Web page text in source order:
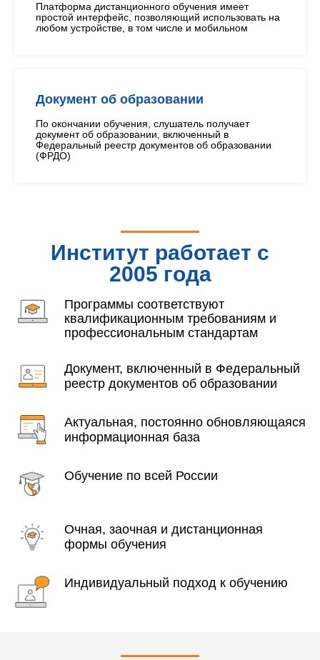
Платформа дистанционного обучения имеет
простой интерфейс, позволяющий использовать на
любом устройстве, в том числе и мобильном
Документ об образовании
По окончании обучения, слушатель получает
документ об образовании, включенный в
Федеральный реестр документов об образовании
(ФРДО)
Институт работает с
2005 года
Программы соответствуют
квалификационным требованиям и
профессиональным стандартам
Документ, включенный в Федеральный
реестр документов об образовании
Актуальная, постоянно обновляющаяся
информационная база
Обучение по всей России
Очная, заочная и дистанционная
формы обучения
Индивидуальный подход к обучению